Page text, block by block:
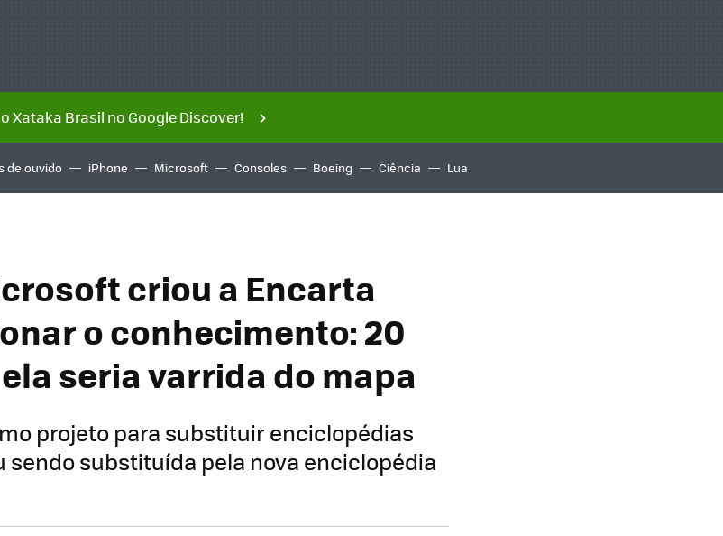
Xataka Brasil no Google Discover!
de ouvido iPhone Microsoft Consoles Boeing Ciência Lua
criou a Encarta
o conhecimento: 20
seria varrida do mapa
projeto para substituir enciclopédias
sendo substituída pela nova enciclopédia